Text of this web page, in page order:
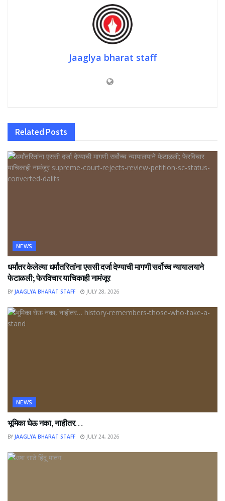
Jaaglya bharat staff
Related Posts
NEWS
धर्मांतर केलेल्या धर्मांतरितांना एससी दर्जा देण्याची मागणी सर्वोच्च न्यायालयाने
फेटाळली; फेरविचार याचिकाही नामंजूर
BY JAAGLYA BHARAT STAFF JULY 28, 2026
NEWS
भूमिका घेऊ नका, नाहीतर…
BY JAAGLYA BHARAT STAFF JULY 24, 2026